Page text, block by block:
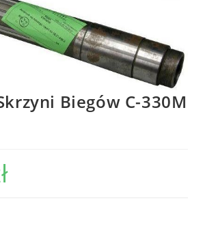
Biegów C-330M